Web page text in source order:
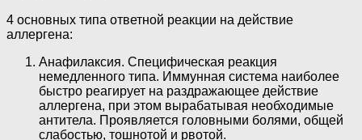
4 основных типа ответной реакции на действие
аллергена:
Анафилаксия. Специфическая реакция
немедленного типа. Иммунная система наиболее
быстро реагирует на раздражающее действие
аллергена, при этом вырабатывая необходимые
антитела. Проявляется головными болями, общей
слабостью, тошнотой и рвотой.